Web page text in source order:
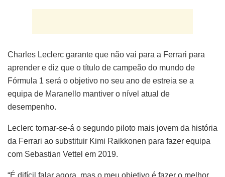
Charles Leclerc garante que não vai para a Ferrari para
aprender e diz que o título de campeão do mundo de
Fórmula 1 será o objetivo no seu ano de estreia se a
equipa de Maranello mantiver o nível atual de
desempenho.
Leclerc tornar-se-á o segundo piloto mais jovem da história
da Ferrari ao substituir Kimi Raikkonen para fazer equipa
com Sebastian Vettel em 2019.
“É difícil falar agora, mas o meu objetivo é fazer o melhor